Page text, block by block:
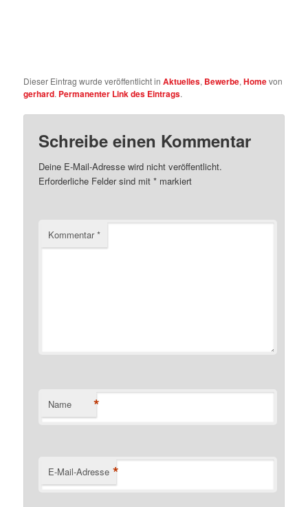
Dieser Eintrag wurde veröffentlicht inAktuelles, Bewerbe,Homevon
gerhard. Permanenter Link des Eintrags.
Schreibe einen Kommentar
Deine E-Mail-Adresse wird nicht veröffentlicht.
Erforderliche Felder sind mit* markiert
Kommentar*
Name *
E-Mail-Adresse *